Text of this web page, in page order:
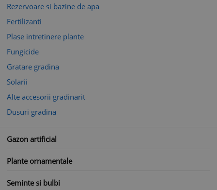
Rezervoare si bazine de apa
Fertilizanti
Plase intretinere plante
Fungicide
Gratare gradina
Solarii
Alte accesorii gradinarit
Dusuri gradina
Gazon artificial
Plante ornamentale
Seminte si bulbi